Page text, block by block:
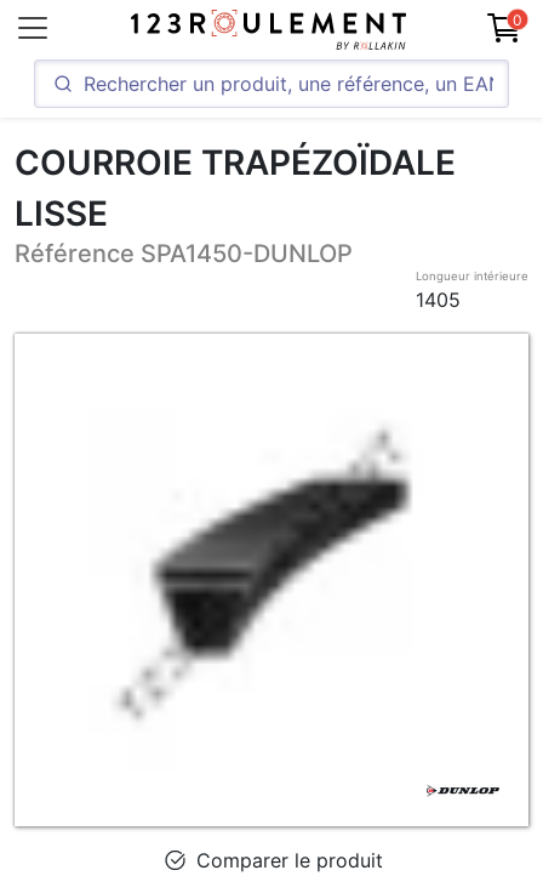
0
COURROIE TRAPÉZOÏDALE
LISSE
Référence SPA1450-DUNLOP
Longueur intérieure
1405
Comparer le produit